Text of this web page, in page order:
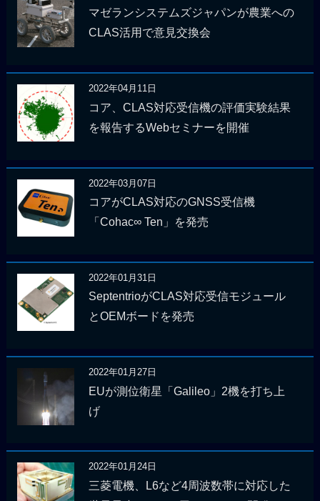
マゼランシステムズジャパンが農業への
CLAS活用で意見交換会
2022年04月11日
コア、CLAS対応受信機の評価実験結果
を報告するWebセミナーを開催
2022年03月07日
コアがCLAS対応のGNSS受信機
「Cohac∞ Ten」を発売
2022年01月31日
SeptentrioがCLAS対応受信モジュール
とOEMボードを発売
2022年01月27日
EUが測位衛星「Galileo」2機を打ち上
げ
2022年01月24日
三菱電機、L6など4周波数帯に対応した